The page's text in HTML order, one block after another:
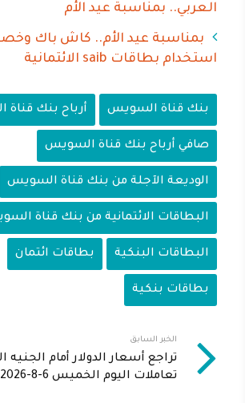
العربي.. بمناسبة عيد الأم
بمناسبة عيد الأم.. كاش باك
استخدام بطاقات saib الائتمانية
بنك قناة السويس أرباح بنك
صافي أرباح بنك قناة السويس
الوديعة الآجلة من بنك قناة السويس
البطاقات الائتمانية من بنك قناة
البطاقات البنكية بطاقات ائتمان
بطاقات بنكية
الخبر السابق
تراجع أسعار الدولار أمام
تعاملات اليوم الخميس 6-8-2026